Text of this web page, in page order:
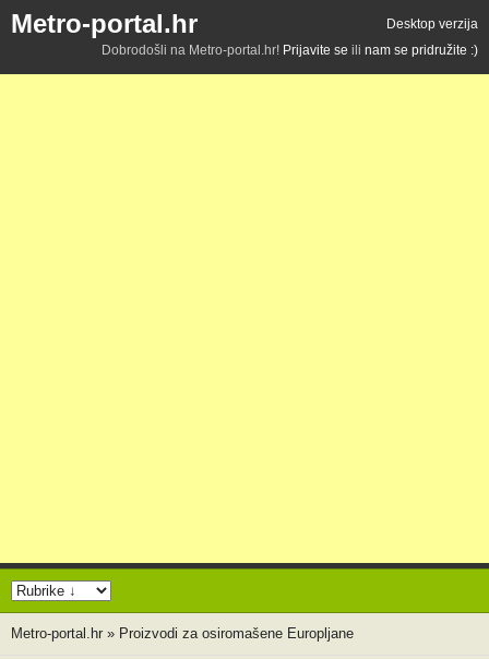
Metro-portal.hr
Desktop verzija
Dobrodošli na Metro-portal.hr! Prijavite se ili nam se pridružite :)
Metro-portal.hr » Proizvodi za osiromašene Europljane